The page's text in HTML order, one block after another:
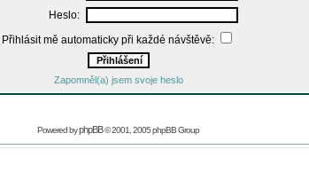
Heslo:
Přihlásit mě automaticky při každé návštěvě:
Zapomněl(a) jsem svoje heslo
Powered byphpBB© 2001, 2005 phpBB Group